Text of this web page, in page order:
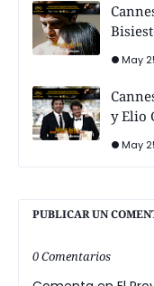
May
y Elio
May
PUBLICAR UN
0 Comentarios